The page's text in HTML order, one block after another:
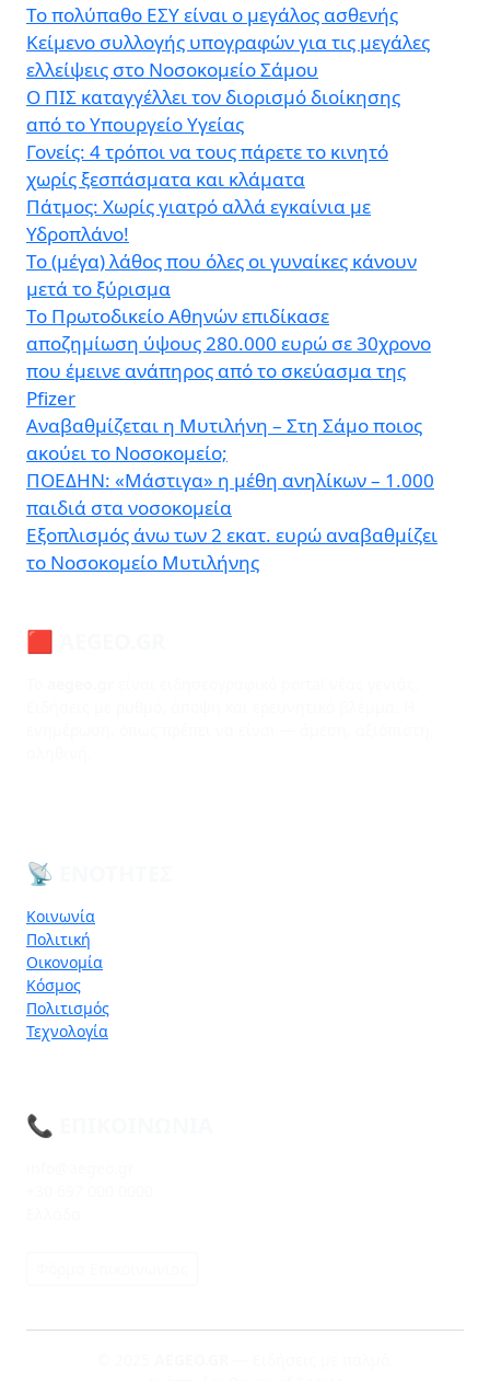
Το πολύπαθο ΕΣΥ είναι ο μεγάλος ασθενής
Κείμενο συλλογής υπογραφών για τις μεγάλες
ελλείψεις στο Νοσοκομείο Σάμου
Ο ΠΙΣ καταγγέλλει τον διορισμό διοίκησης
από το Υπουργείο Υγείας
Γονείς: 4 τρόποι να τους πάρετε το κινητό
χωρίς ξεσπάσματα και κλάματα
Πάτμος: Χωρίς γιατρό αλλά εγκαίνια με
Υδροπλάνο!
Το (μέγα) λάθος που όλες οι γυναίκες κάνουν
μετά το ξύρισμα
Το Πρωτοδικείο Αθηνών επιδίκασε
αποζημίωση ύψους 280.000 ευρώ σε 30χρονο
που έμεινε ανάπηρος από το σκεύασμα της
Pfizer
Αναβαθμίζεται η Μυτιλήνη – Στη Σάμο ποιος
ακούει το Νοσοκομείο;
ΠΟΕΔΗΝ: «Μάστιγα» η μέθη ανηλίκων – 1.000
παιδιά στα νοσοκομεία
Εξοπλισμός άνω των 2 εκατ. ευρώ αναβαθμίζει
το Νοσοκομείο Μυτιλήνης
🟥 AEGEO.GR
📡 ΕΝΌΤΗΤΕΣ
Κοινωνία
Πολιτική
Οικονομία
Κόσμος
Πολιτισμός
Τεχνολογία
📞 ΕΠΙΚΟΙΝΩΝΊΑ